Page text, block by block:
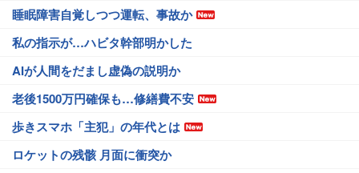
睡眠障害自覚しつつ運転、事故か
私の指示が…ハビタ幹部明かした
AIが人間をだまし虚偽の説明か
老後1500万円確保も…修繕費不安
歩きスマホ「主犯」の年代とは
ロケットの残骸 月面に衝突か